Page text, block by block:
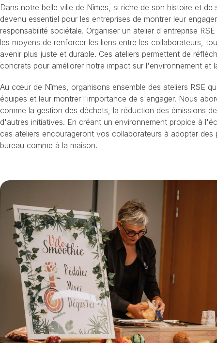
Dans notre belle ville de Nîmes, si riche de son histoire et de
devenu essentiel pour les entreprises de montrer leur
responsabilité sociétale. Organiser un atelier d'entreprise
les moyens de renforcer les liens entre les collaborateurs,
avenir plus juste et durable. Ces ateliers permettent de
concrets pour améliorer notre impact sur l'environnement et
Au cœur de Nîmes, organisons ensemble des ateliers RSE
équipes et leur montrer l'importance de s'engager. Nous
comme la gestion des déchets, la réduction des émissions
d'autres initiatives. En créant un environnement propice à
ces ateliers encourageront vos collaborateurs à adopter des
bureau comme à la maison.